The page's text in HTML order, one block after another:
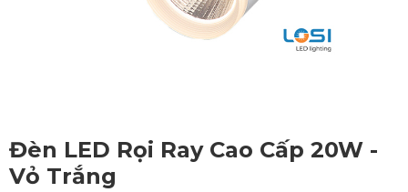
Đèn LED Rọi Ray Cao Cấp 20W -
Vỏ Trắng